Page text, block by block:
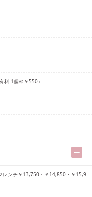
料 1個＠￥550）
レンチ￥13,750・￥14,850・￥15,9